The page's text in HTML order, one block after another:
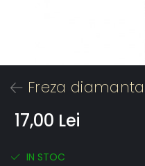
Freza
17,00 Lei
IN STOC